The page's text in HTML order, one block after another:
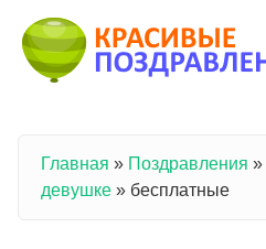
Вы здесь
Главная » Поздравления »
девушке » бесплатные